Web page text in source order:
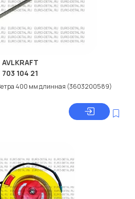
AVLKRAFT
703 104 21
400 мм длинная (3603200589)